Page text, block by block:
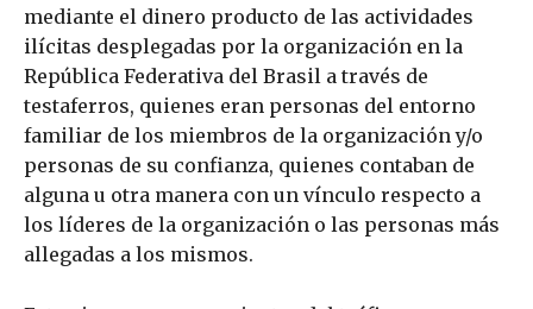
mediante el dinero producto de las actividades
ilícitas desplegadas por la organización en la
República Federativa del Brasil a través de
testaferros, quienes eran personas del entorno
familiar de los miembros de la organización y/o
personas de su confianza, quienes contaban de
alguna u otra manera con un vínculo respecto a
los líderes de la organización o las personas más
allegadas a los mismos.